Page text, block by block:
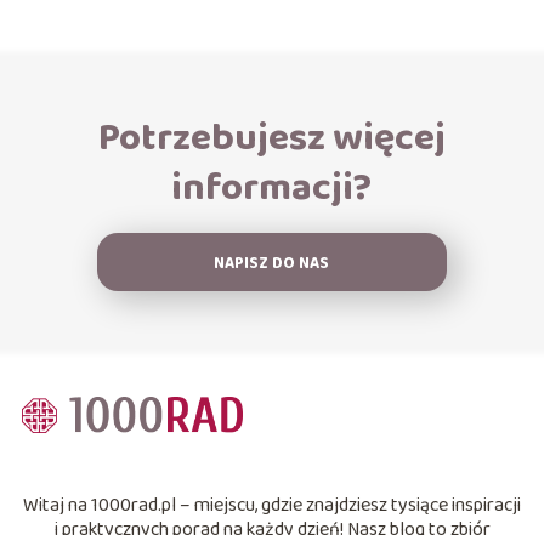
Potrzebujesz więcej
informacji?
NAPISZ DO NAS
Witaj na 1000rad.pl – miejscu, gdzie znajdziesz tysiące inspiracji